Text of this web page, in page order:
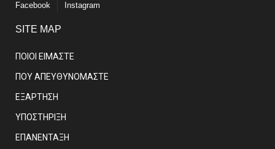
Facebook Instagram
SITE MAP
ΠΟΙΟΙ ΕΙΜΑΣΤE
ΠΟΥ ΑΠΕΥΘΥΝΟΜΑΣΤΕ
ΕΞΑΡΤΗΣΗ
ΥΠΟΣΤΗΡΙΞΗ
ΕΠΑΝΕΝΤΑΞΗ